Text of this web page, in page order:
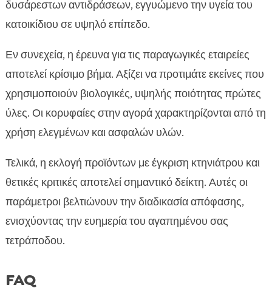
δυσάρεστων αντιδράσεων, εγγυώμενο την υγεία του
κατοικίδιου σε υψηλό επίπεδο.
Εν συνεχεία, η έρευνα για τις παραγωγικές εταιρείες
αποτελεί κρίσιμο βήμα. Αξίζει να προτιμάτε εκείνες που
χρησιμοποιούν βιολογικές, υψηλής ποιότητας πρώτες
ύλες. Οι κορυφαίες στην αγορά χαρακτηρίζονται από τη
χρήση ελεγμένων και ασφαλών υλών.
Τελικά, η εκλογή προϊόντων με έγκριση κτηνιάτρου και
θετικές κριτικές αποτελεί σημαντικό δείκτη. Αυτές οι
παράμετροι βελτιώνουν την διαδικασία απόφασης,
ενισχύοντας την ευημερία του αγαπημένου σας
τετράποδου.
FAQ